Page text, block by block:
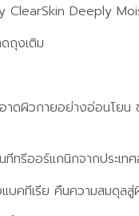
ClearSkin Deeply
ถุงเติม
าดผิวกายอย่างอ่อนโยน
ทรีออร์แกนิกจากประเทศ
บคทีเรีย คืนความสมดุลสู่